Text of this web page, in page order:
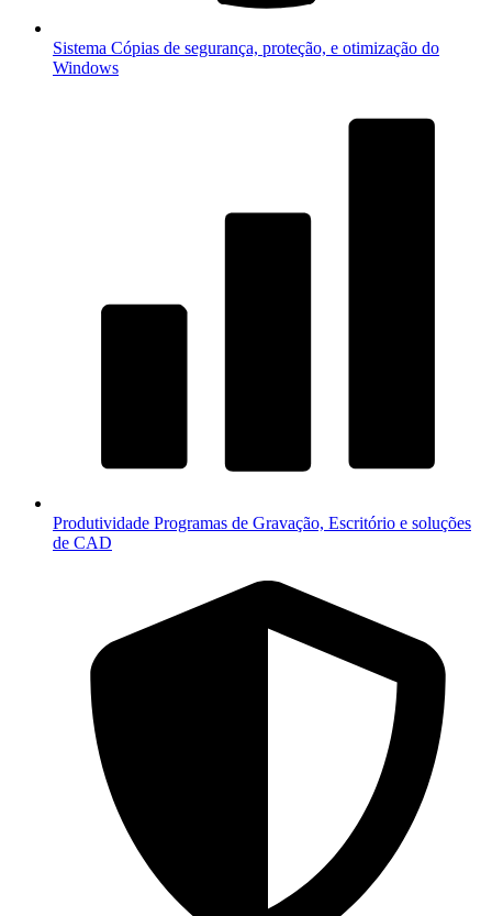
Sistema Cópias de segurança, proteção, e otimização do
Windows
Produtividade Programas de Gravação, Escritório e soluções
de CAD